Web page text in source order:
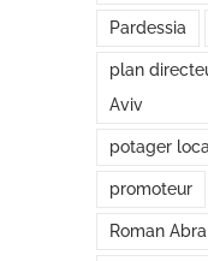
Croyez vous
juillet 24th, 2018 | 0
Pardessia
plan
Aviv
potager
promoteur
Roman